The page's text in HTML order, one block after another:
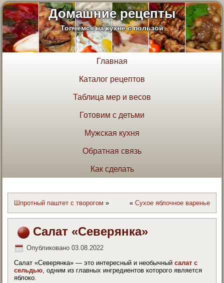
Домашние рецепты
Топчемся на кухне с пользой
Главная
Каталог рецептов
Таблица мер и весов
Готовим с детьми
Мужская кухня
Обратная связь
Как сделать
Шпротный паштет с творогом » « Сухое яблочное варенье
Салат «Северянка»
Опубликовано 03.08.2022
Салат «Северянка» — это интересный и необычныйсалат с
сельдью, одним из главных ингредиентов которого является
яблоко.